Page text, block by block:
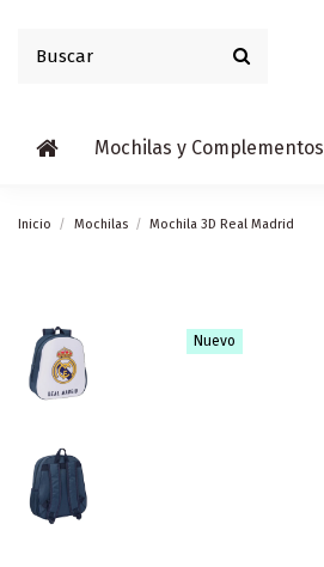
Mochilas y Complementos
Inicio Mochilas Mochila 3D Real Madrid
Nuevo